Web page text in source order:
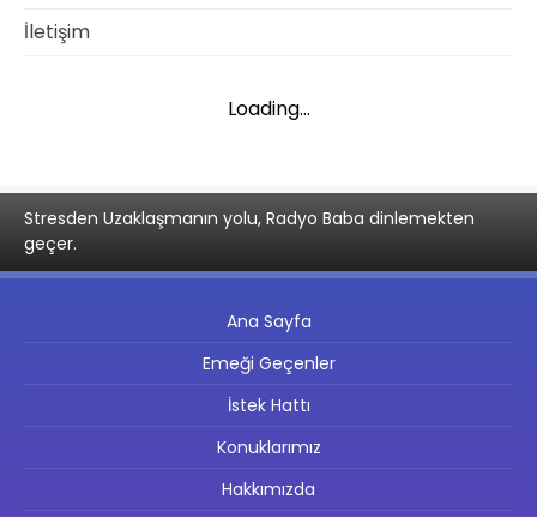
İletişim
Loading...
Stresden Uzaklaşmanın yolu, Radyo Baba dinlemekten
geçer.
Ana Sayfa
Emeği Geçenler
İstek Hattı
Konuklarımız
Hakkımızda